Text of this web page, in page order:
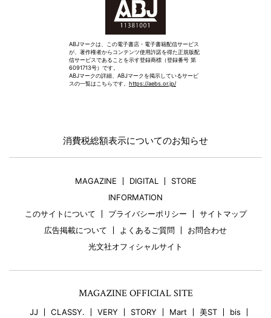
ABJマークは、この電子書店・電子書籍配信サービス
が、著作権者からコンテンツ使用許諾を得た正規版配
信サービスであることを示す登録商標（登録番号 第
6091713号）です。
ABJマークの詳細、ABJマークを掲示しているサービ
スの一覧はこちらです。 https://aebs.or.jp/
消費税総額表示についてのお知らせ
MAGAZINE DIGITAL
STORE
INFORMATION
このサイトについて
プライバシーポリシー
サイトマップ
広告掲載について
よくあるご質問
お問合わせ
光文社オフィシャルサイト
MAGAZINE OFFICIAL SITE
JJ CLASSY. VERY STORY Mart 美ST
bis